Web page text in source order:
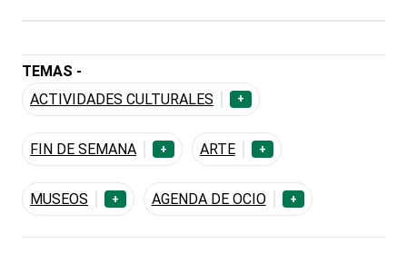
TEMAS -
ACTIVIDADES CULTURALES
+
FIN DE SEMANA + ARTE +
MUSEOS + AGENDA DE OCIO +